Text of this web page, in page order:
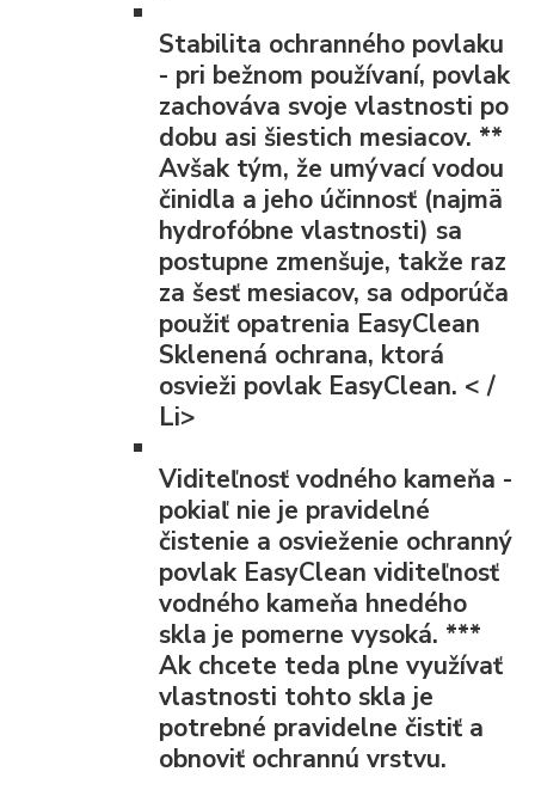
Stabilita ochranného povlaku
- pri bežnom používaní, povlak
zachováva svoje vlastnosti po
dobu asi šiestich mesiacov. **
Avšak tým, že umývací vodou
činidla a jeho účinnosť (najmä
hydrofóbne vlastnosti) sa
postupne zmenšuje, takže raz
za šesť mesiacov, sa odporúča
použiť opatrenia EasyClean
Sklenená ochrana, ktorá
osvieži povlak EasyClean. < /
Li>
Viditeľnosť vodného kameňa -
pokiaľ nie je pravidelné
čistenie a osvieženie ochranný
povlak EasyClean viditeľnosť
vodného kameňa hnedého
skla je pomerne vysoká. ***
Ak chcete teda plne využívať
vlastnosti tohto skla je
potrebné pravidelne čistiť a
obnoviť ochrannú vrstvu.